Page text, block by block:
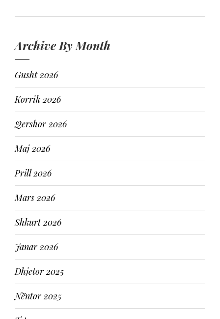
Archive By Month
Gusht 2026
Korrik 2026
Qershor 2026
Maj 2026
Prill 2026
Mars 2026
Shkurt 2026
Janar 2026
Dhjetor 2025
Nëntor 2025